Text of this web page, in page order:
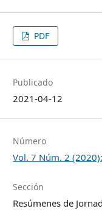
PDF
Publicado
2021-04-12
Número
Vol. 7 Núm. 2
Sección
Resúmenes de